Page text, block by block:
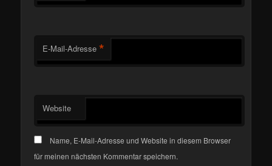
E-Mail-Adresse *
Website
Name, E-Mail-Adresse und Website in diesem Browser
für meinen nächsten Kommentar speichern.